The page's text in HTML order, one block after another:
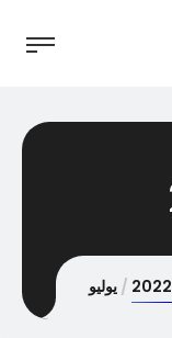
2022 يوليو